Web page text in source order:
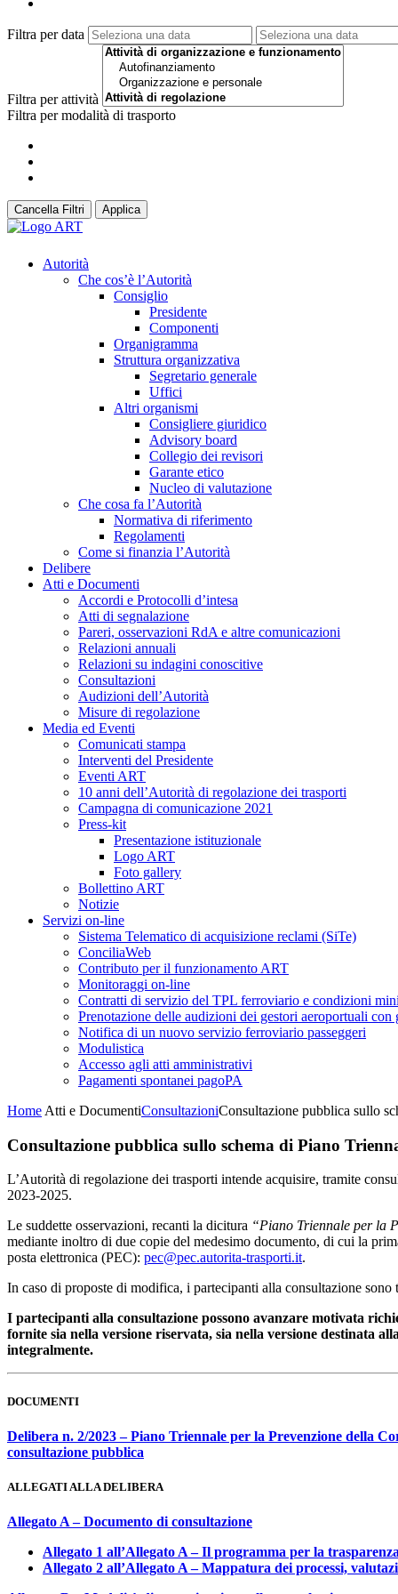
Filtra per data
Filtra per attività
Filtra per modalità di trasporto
Cancella Filtri Applica
Autorità
Che cos’è l’Autorità
Consiglio
Presidente
Componenti
Organigramma
Struttura organizzativa
Segretario generale
Uffici
Altri organismi
Consigliere giuridico
Advisory board
Collegio dei revisori
Garante etico
Nucleo di valutazione
Che cosa fa l’Autorità
Normativa di riferimento
Regolamenti
Come si finanzia l’Autorità
Delibere
Atti e Documenti
Accordi e Protocolli d’intesa
Atti di segnalazione
Pareri, osservazioni RdA e altre comunicazioni
Relazioni annuali
Relazioni su indagini conoscitive
Consultazioni
Audizioni dell’Autorità
Misure di regolazione
Media ed Eventi
Comunicati stampa
Interventi del Presidente
Eventi ART
10 anni dell’Autorità di regolazione dei trasporti
Campagna di comunicazione 2021
Press-kit
Presentazione istituzionale
Logo ART
Foto gallery
Bollettino ART
Notizie
Servizi on-line
Sistema Telematico di acquisizione reclami (SiTe)
ConciliaWeb
Contributo per il funzionamento ART
Monitoraggi on-line
Contratti di servizio del TPL ferroviario e condizioni
Prenotazione delle audizioni dei gestori aeroportuali con
Notifica di un nuovo servizio ferroviario passeggeri
Modulistica
Accesso agli atti amministrativi
Pagamenti spontanei pagoPA
Home Atti e DocumentiConsultazioniConsultazione pubblica sullo
Consultazione pubblica sullo schema di Piano
L’Autorità di regolazione dei trasporti intende acquisire, tramite
2023-2025.
Le suddette osservazioni, recanti la dicitura “Piano Triennale per la
mediante inoltro di due copie del medesimo documento, di cui la
posta elettronica (PEC): pec@pec.autorita-trasporti.it.
In caso di proposte di modifica, i partecipanti alla consultazione
I partecipanti alla consultazione possono avanzare motivata
fornite sia nella versione riservata, sia nella versione destinata
integralmente.
DOCUMENTI
Delibera n. 2/2023 – Piano Triennale per la Prevenzione della
consultazione pubblica
ALLEGATI ALLA DELIBERA
Allegato A – Documento di consultazione
Allegato 1 all’Allegato A – Il programma per la trasparenza
Allegato 2 all’Allegato A – Mappatura dei processi,